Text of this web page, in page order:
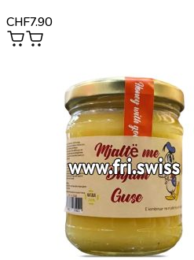
CHF7.90